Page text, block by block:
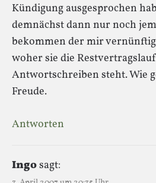
Kündigung ausgesprochen
demnächst dann nur noch
bekommen der mir
woher sie die
Antwortschreiben steht. Wie
Freude.
Antworten
Ingosagt: